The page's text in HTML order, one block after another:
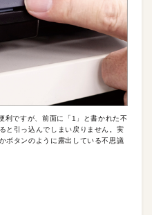
利ですが、前面に「1」と書かれた不
と引っ込んでしまい戻りません。実
ボタンのように露出している不思議